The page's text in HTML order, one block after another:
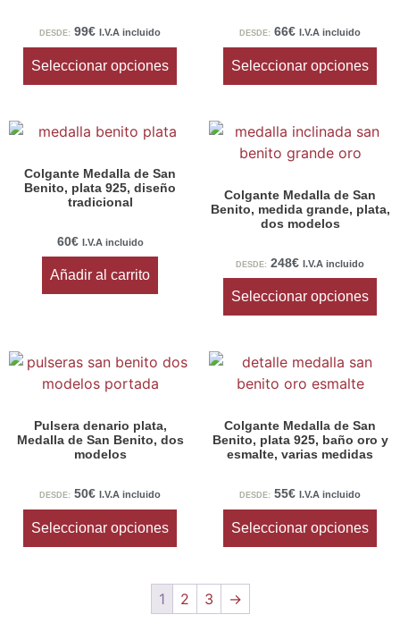
DESDE: 99€ I.V.A incluido
Seleccionar opciones
DESDE: 66€ I.V.A incluido
Seleccionar opciones
Colgante Medalla de San
Benito, plata 925, diseño
tradicional
60€ I.V.A incluido
Añadir al carrito
Colgante Medalla de San
Benito, medida grande, plata,
dos modelos
DESDE: 248€ I.V.A incluido
Seleccionar opciones
Pulsera denario plata,
Medalla de San Benito, dos
modelos
DESDE: 50€ I.V.A incluido
Seleccionar opciones
Colgante Medalla de San
Benito, plata 925, baño oro y
esmalte, varias medidas
DESDE: 55€ I.V.A incluido
Seleccionar opciones
1 2 3 →